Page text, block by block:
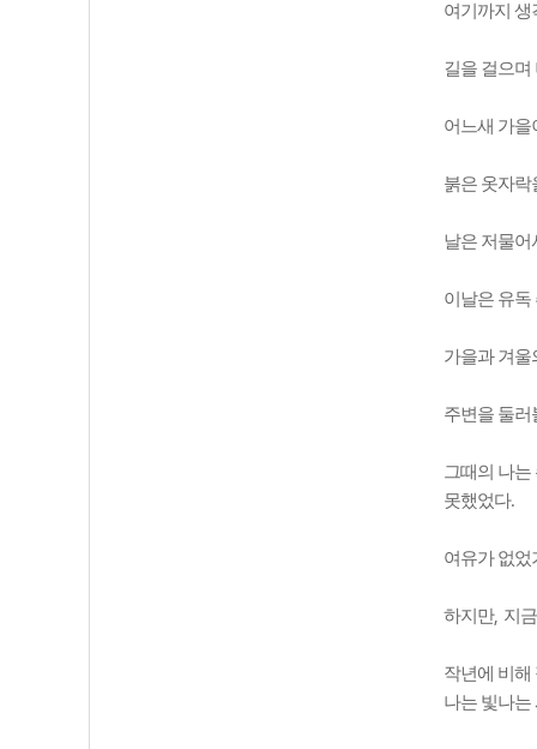
여기까지 생
길을 걸으며
어느새 가을
붉은 옷자락
날은 저물어
이날은 유독
가을과 겨울
주변을 둘러
그때의 나는
못했었다.
여유가 없었
하지만, 지
작년에 비해
나는 빛나는